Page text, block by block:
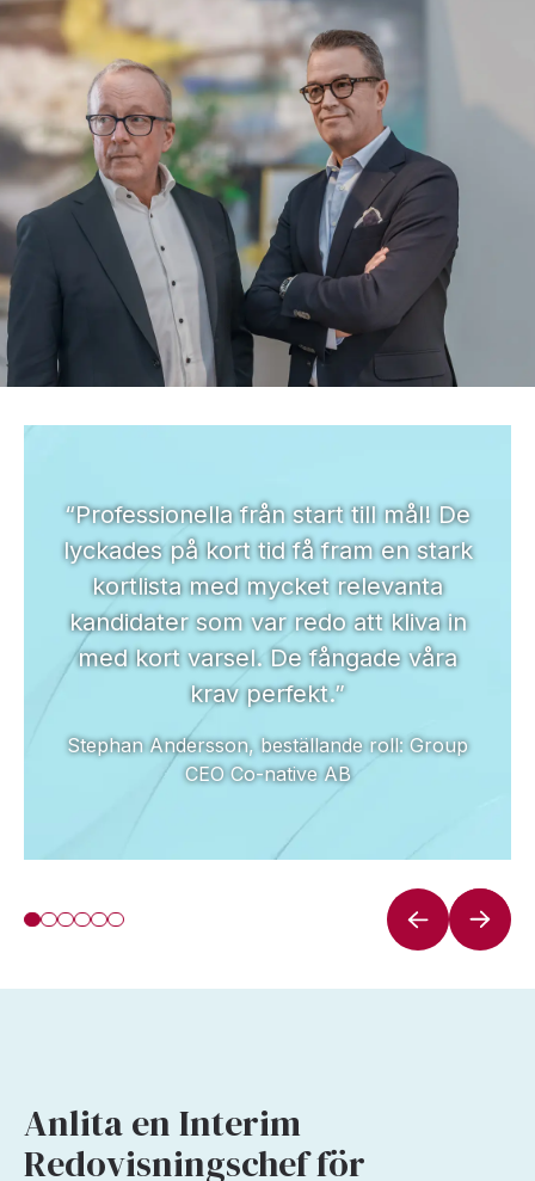
“Professionella från start till mål! De
lyckades på kort tid få fram en stark
kortlista med mycket relevanta
kandidater som var redo att kliva in
med kort varsel. De fångade våra
krav perfekt.”
Stephan Andersson, beställande roll: Group
CEO Co-native AB
Anlita en Interim
Redovisningschef för